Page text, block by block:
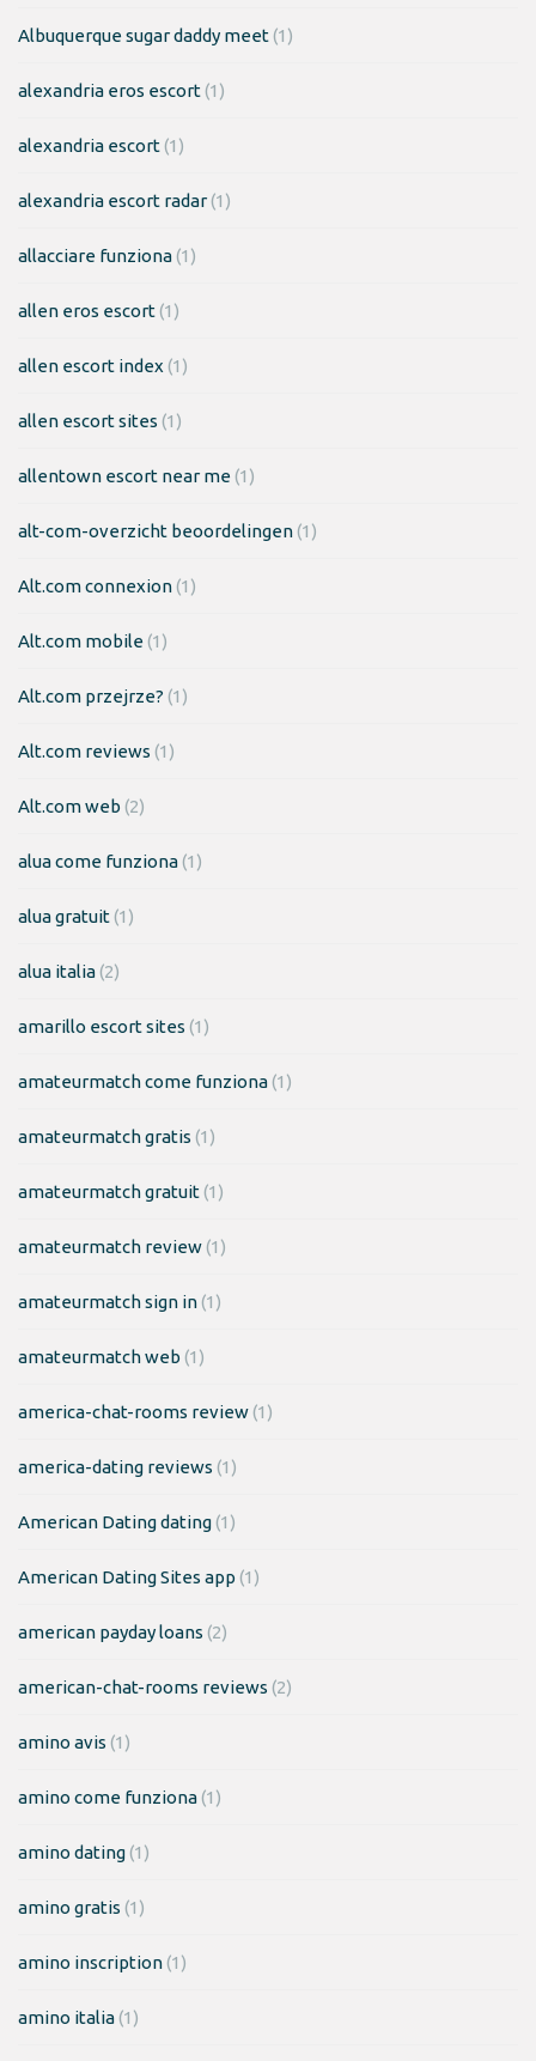
Albuquerque sugar daddy meet(1)
alexandria eros escort(1)
alexandria escort(1)
alexandria escort radar(1)
allacciare funziona(1)
allen eros escort(1)
allen escort index (1)
allen escort sites (1)
allentown escort near me(1)
alt-com-overzicht beoordelingen(1)
Alt.com connexion(1)
Alt.com mobile(1)
Alt.com przejrze? (1)
Alt.com reviews (1)
Alt.com web (2)
alua come funziona(1)
alua gratuit(1)
alua italia(2)
amarillo escort sites (1)
amateurmatch come funziona(1)
amateurmatch gratis (1)
amateurmatch gratuit(1)
amateurmatch review(1)
amateurmatch sign in(1)
amateurmatch web (1)
america-chat-rooms review(1)
america-dating reviews (1)
American Dating dating(1)
American Dating Sites app (1)
american payday loans (2)
american-chat-rooms reviews (2)
amino avis (1)
amino come funziona(1)
amino dating(1)
amino gratis (1)
amino inscription(1)
amino italia(1)